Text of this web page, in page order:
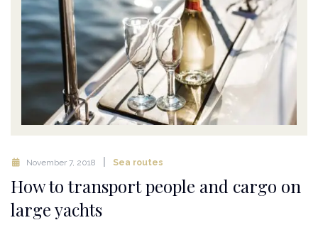
November 7, 2018 Sea routes
How to transport people and cargo on
large yachts